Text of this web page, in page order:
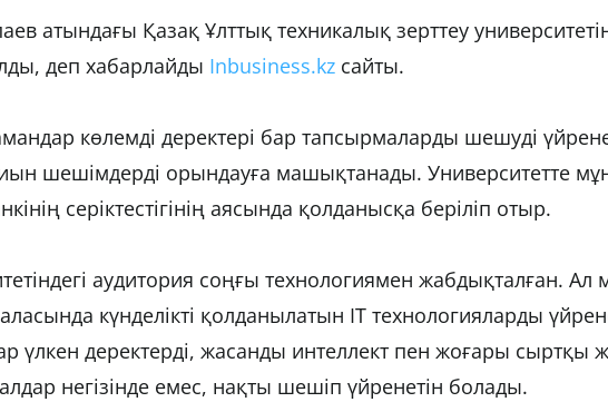
атындағы Қазақ Ұлттық техникалық зерттеу
деп хабарлайды Inbusiness.kz сайты.
көлемді деректері бар тапсырмаларды шешуді
шешімдерді орындауға машықтанады. Университетте
серіктестігінің аясында қолданысқа беріліп отыр.
аудитория соңғы технологиямен жабдықталған. Ал
күнделікті қолданылатын IT технологияларды
үлкен деректерді, жасанды интеллект пен жоғары сыртқы
негізінде емес, нақты шешіп үйренетін болады.